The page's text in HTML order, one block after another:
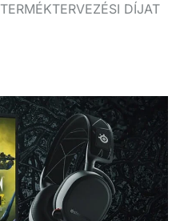
TERMÉKTERVEZÉSI DÍJAT